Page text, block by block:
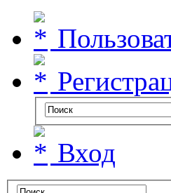
Вход